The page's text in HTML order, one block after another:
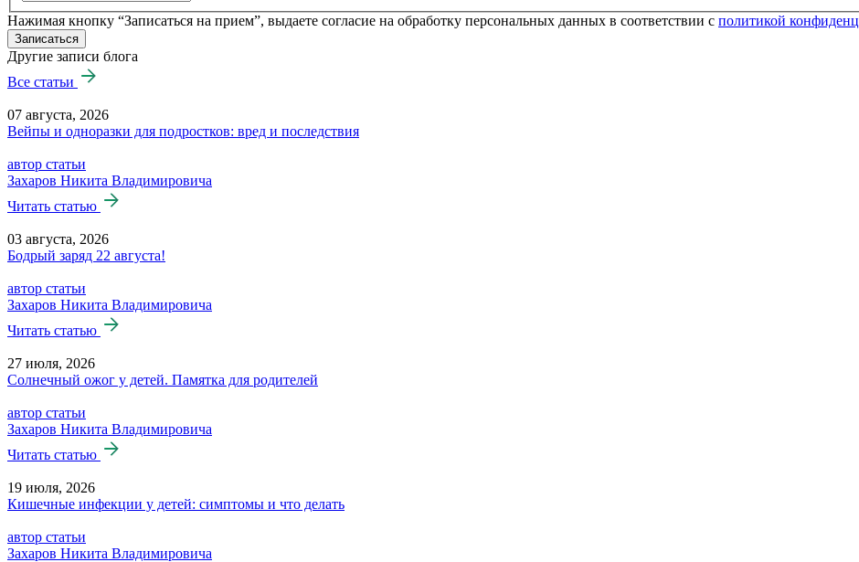
Нажимая кнопку “Записаться на прием”, выдаете согласие на обработку персональных данных в соответствии с политикой
Записаться
Другие записи блога
Все статьи
07 августа, 2026
Вейпы и одноразки для подростков: вред и последствия
автор статьи
Захаров Никита Владимировича
Читать статью
03 августа, 2026
Бодрый заряд 22 августа!
автор статьи
Захаров Никита Владимировича
Читать статью
27 июля, 2026
Солнечный ожог у детей. Памятка для родителей
автор статьи
Захаров Никита Владимировича
Читать статью
19 июля, 2026
Кишечные инфекции у детей: симптомы и что делать
автор статьи
Захаров Никита Владимировича